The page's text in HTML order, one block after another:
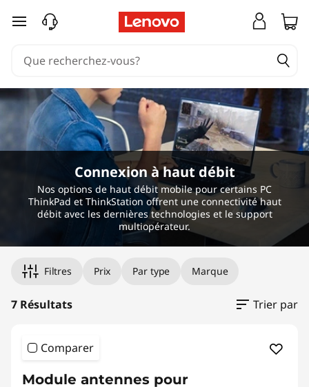
passer au contenu principal
Connexion à haut débit
Nos options de haut débit mobile pour certains PC
ThinkPad et ThinkStation offrent une connectivité haut
débit avec les dernières technologies et le support
multiopérateur.
Filtres Prix Par type Marque
7 Résultats Trier par
Comparer
Module antennes pour